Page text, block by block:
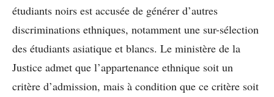
étudiants noirs est accusée de générer d’autres
discriminations ethniques, notamment une sur-sélection
des étudiants asiatique et blancs. Le ministère de la
Justice admet que l’appartenance ethnique soit un
critère d’admission, mais à condition que ce critère soit